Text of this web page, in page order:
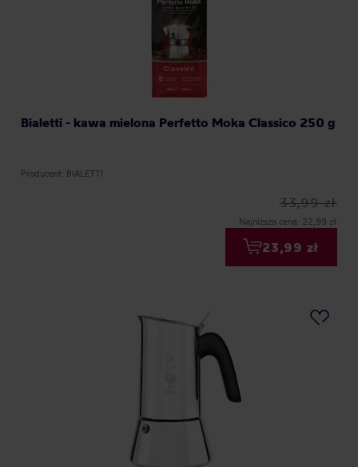
Bialetti - kawa mielona Perfetto Moka Classico 250 g
Producent: BIALETTI
33,99 zł
Najniższa cena: 22,99 zł
23,99 zł